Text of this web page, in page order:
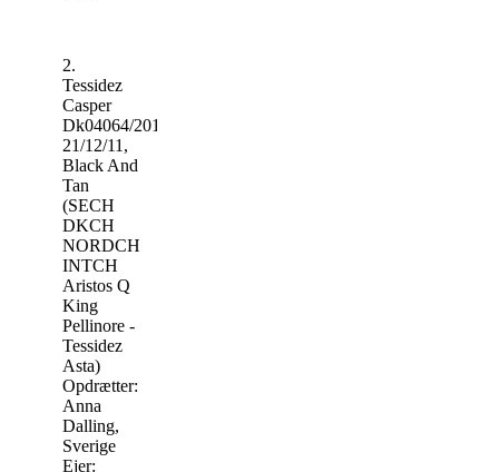
2.
Tessidez
Casper
Dk04064/2012,
21/12/11,
Black And
Tan
(SECH
DKCH
NORDCH
INTCH
Aristos Q
King
Pellinore -
Tessidez
Asta)
Opdrætter:
Anna
Dalling,
Sverige
Ejer: